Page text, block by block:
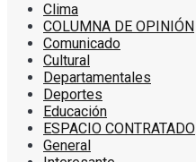
Clima
COLUMNA DE OPINIÓN
Comunicado
Cultural
Departamentales
Deportes
Educación
ESPACIO CONTRATADO
General